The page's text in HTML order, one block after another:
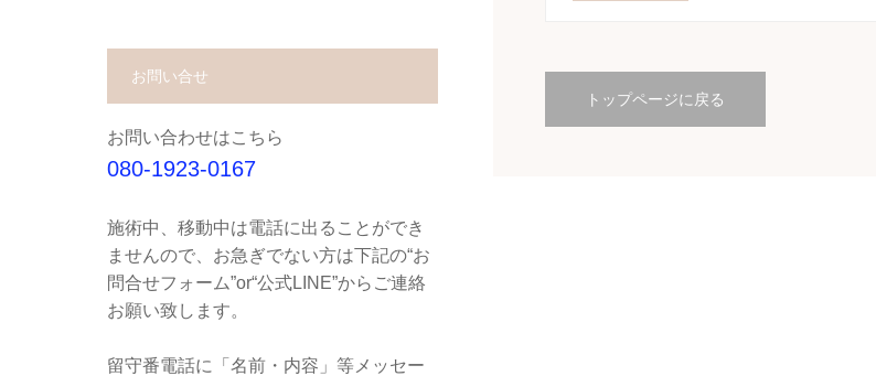
トップページに戻る
お問い合せ
お問い合わせはこちら
080-1923-0167
施術中、移動中は電話に出ることができ
ませんので、お急ぎでない方は下記の“お
問合せフォーム”or“公式LINE”からご連絡
お願い致します。
留守番電話に「名前・内容」等メッセー